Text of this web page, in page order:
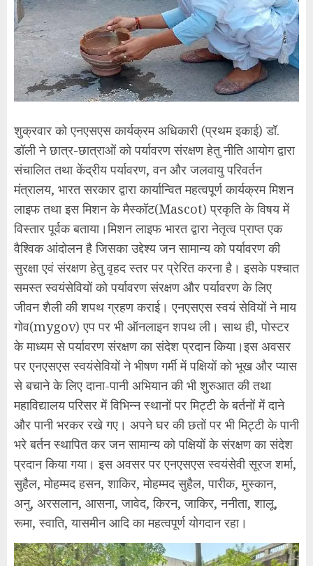
शुक्रवार को एनएसएस कार्यक्रम अधिकारी (प्रथम इकाई) डॉ.
डॉली ने छात्र-छात्राओं को पर्यावरण संरक्षण हेतु नीति आयोग द्वारा
संचालित तथा केंद्रीय पर्यावरण, वन और जलवायु परिवर्तन
मंत्रालय, भारत सरकार द्वारा कार्यान्वित महत्वपूर्ण कार्यक्रम मिशन
लाइफ तथा इस मिशन के मैस्कॉट(Mascot) प्रकृति के विषय में
विस्तार पूर्वक बताया।मिशन लाइफ भारत द्वारा नेतृत्व प्राप्त एक
वैश्विक आंदोलन है जिसका उद्देश्य जन सामान्य को पर्यावरण की
सुरक्षा एवं संरक्षण हेतु वृहद स्तर पर प्रेरित करना है। इसके पश्चात
समस्त स्वयंसेवियों को पर्यावरण संरक्षण और पर्यावरण के लिए
जीवन शैली की शपथ ग्रहण कराई। एनएसएस स्वयं सेवियों ने माय
गोव(mygov) एप पर भी ऑनलाइन शपथ ली। साथ ही, पोस्टर
के माध्यम से पर्यावरण संरक्षण का संदेश प्रदान किया।इस अवसर
पर एनएसएस स्वयंसेवियों ने भीषण गर्मी में पक्षियों को भूख और प्यास
से बचाने के लिए दाना-पानी अभियान की भी शुरुआत की तथा
महाविद्यालय परिसर में विभिन्न स्थानों पर मिट्टी के बर्तनों में दाने
और पानी भरकर रखे गए। अपने घर की छतों पर भी मिट्टी के पानी
भरे बर्तन स्थापित कर जन सामान्य को पक्षियों के संरक्षण का संदेश
प्रदान किया गया। इस अवसर पर एनएसएस स्वयंसेवी सूरज शर्मा,
सुहैल, मोहम्मद हसन, शाकिर, मोहम्मद सुहैल, पारीक, मुस्कान,
अनु, अरसलान, आसना, जावेद, किरन, जाकिर, ननीता, शालू,
रूमा, स्वाति, यासमीन आदि का महत्वपूर्ण योगदान रहा।